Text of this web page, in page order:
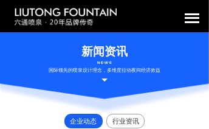
新闻资讯
N·E·W·E
国际领先的喷泉设计理念，多维度拉动夜间经济效益
企业动态 行业资讯